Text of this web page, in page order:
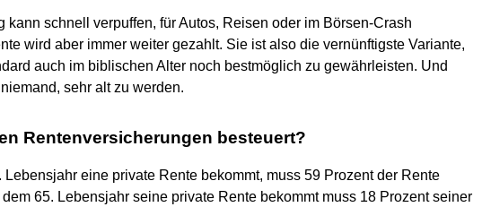
kann schnell verpuffen, für Autos, Reisen oder im Börsen-Crash
wird aber immer weiter gezahlt. Sie ist also die vernünftigste Variante,
auch im biblischen Alter noch bestmöglich zu gewährleisten. Und
sehr alt zu werden.
Rentenversicherungen besteuert?
Lebensjahr eine private Rente bekommt, muss 59 Prozent der Rente
65. Lebensjahr seine private Rente bekommt muss 18 Prozent seiner